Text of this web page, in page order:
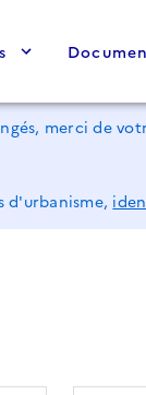
merci de
d'urbanisme,